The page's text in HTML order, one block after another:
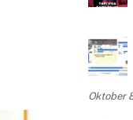
Oktober